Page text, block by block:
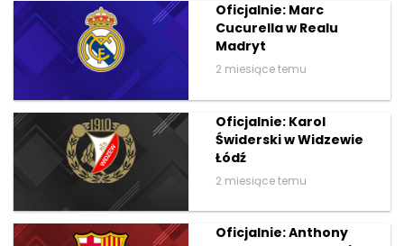
Oficjalnie: Marc
Cucurella w Realu
Madryt
2 miesiące temu
Oficjalnie: Karol
Świderski w Widzewie
Łódź
2 miesiące temu
Oficjalnie: Anthony